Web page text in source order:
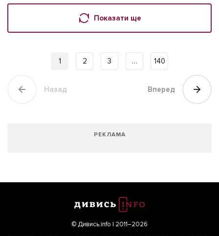
Показати ще
Назад
1 2 3 … 140
Вперед
РЕКЛАМА
© Дивись.info | 2011–2026